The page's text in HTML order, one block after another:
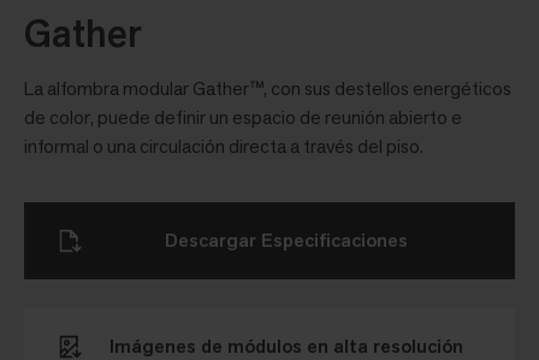
Gather
La alfombra modular Gather™, con sus destellos energéticos
de color, puede definir un espacio de reunión abierto e
informal o una circulación directa a través del piso.
Imágenes de módulos en alta resolución
Descargar Especificaciones